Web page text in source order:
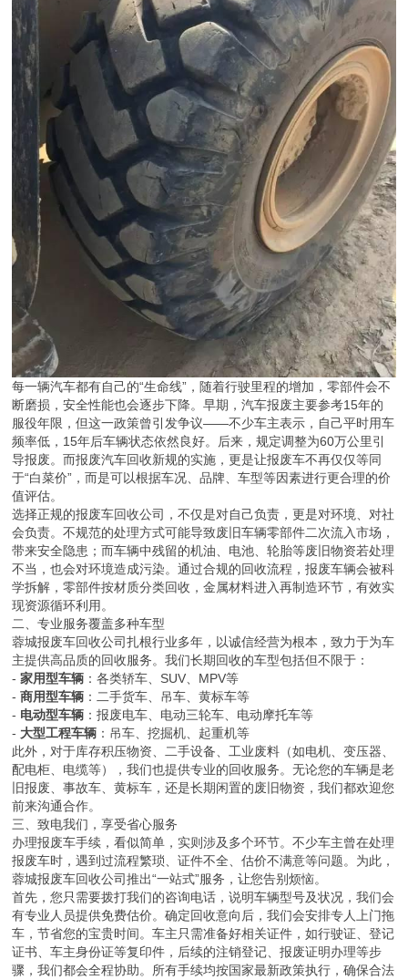
每一辆汽车都有自己的“生命线”，随着行驶里程的增加，零部件会不
断磨损，安全性能也会逐步下降。早期，汽车报废主要参考15年的
服役年限，但这一政策曾引发争议——不少车主表示，自己平时用车
频率低，15年后车辆状态依然良好。后来，规定调整为60万公里引
导报废。而报废汽车回收新规的实施，更是让报废车不再仅仅等同
于“白菜价”，而是可以根据车况、品牌、车型等因素进行更合理的价
值评估。
选择正规的报废车回收公司，不仅是对自己负责，更是对环境、对社
会负责。不规范的处理方式可能导致废旧车辆零部件二次流入市场，
带来安全隐患；而车辆中残留的机油、电池、轮胎等废旧物资若处理
不当，也会对环境造成污染。通过合规的回收流程，报废车辆会被科
学拆解，零部件按材质分类回收，金属材料进入再制造环节，有效实
现资源循环利用。
二、专业服务覆盖多种车型
蓉城报废车回收公司扎根行业多年，以诚信经营为根本，致力于为车
主提供高品质的回收服务。我们长期回收的车型包括但不限于：
-家用型车辆 ：各类轿车、SUV、MPV等
-商用型车辆 ：二手货车、吊车、黄标车等
- 电动型车辆 ：报废电车、电动三轮车、电动摩托车等
- 大型工程车辆 ：吊车、挖掘机、起重机等
此外，对于库存积压物资、二手设备、工业废料（如电机、变压器、
配电柜、电缆等），我们也提供专业的回收服务。无论您的车辆是老
旧报废、事故车、黄标车，还是长期闲置的废旧物资，我们都欢迎您
前来沟通合作。
三、致电我们，享受省心服务
办理报废车手续，看似简单，实则涉及多个环节。不少车主曾在处理
报废车时，遇到过流程繁琐、证件不全、估价不满意等问题。为此，
蓉城报废车回收公司推出“一站式”服务，让您告别烦恼。
首先，您只需要拨打我们的咨询电话，说明车辆型号及状况，我们会
有专业人员提供免费估价。确定回收意向后，我们会安排专人上门拖
车，节省您的宝贵时间。车主只需准备好相关证件，如行驶证、登记
证书、车主身份证等复印件，后续的注销登记、报废证明办理等步
骤，我们都会全程协助。所有手续均按国家最新政策执行，确保合法